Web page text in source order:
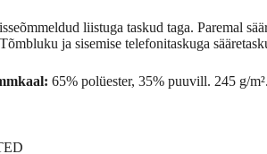
liistuga taskud taga. Paremal
ja sisemise telefonitaskuga
65% polüester, 35% puuvill. 245 g/m².